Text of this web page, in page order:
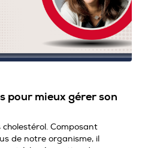
pour mieux gérer son
Composant
de notre organisme, il